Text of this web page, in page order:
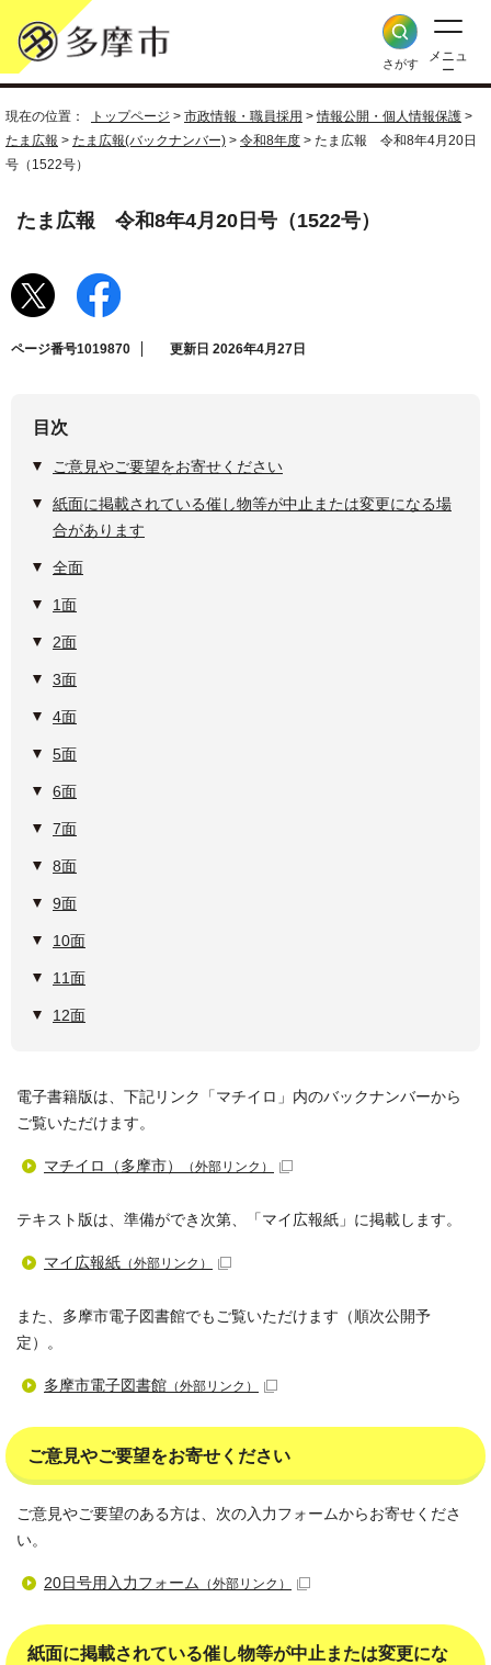
さがす
メニュ
ー
現在の位置： トップページ > 市政情報・職員採用 >情報公開・個人情報保護 >
たま広報 > たま広報(バックナンバー) > 令和8年度 > たま広報 令和8年4月20日
号（1522号）
たま広報 令和8年4月20日号（1522号）
ページ番号1019870 更新日 2026年4月27日
目次
ご意見やご要望をお寄せください
紙面に掲載されている催し物等が中止または変更になる場
合があります
全面
1面
2面
3面
4面
5面
6面
7面
8面
9面
10面
11面
12面
電子書籍版は、下記リンク「マチイロ」内のバックナンバーから
ご覧いただけます。
マチイロ（多摩市） （外部リンク）
テキスト版は、準備ができ次第、「マイ広報紙」に掲載します。
マイ広報紙 （外部リンク）
また、多摩市電子図書館でもご覧いただけます（順次公開予
定）。
多摩市電子図書館 （外部リンク）
ご意見やご要望をお寄せください
ご意見やご要望のある方は、次の入力フォームからお寄せくださ
い。
20日号用入力フォーム （外部リンク）
紙面に掲載されている催し物等が中止または変更にな